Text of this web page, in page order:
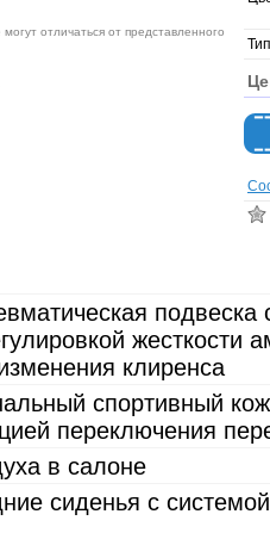
отличаться от представленного
подвеска
жесткости
клиренса
спортивный
переключения
в салоне
сиденья с